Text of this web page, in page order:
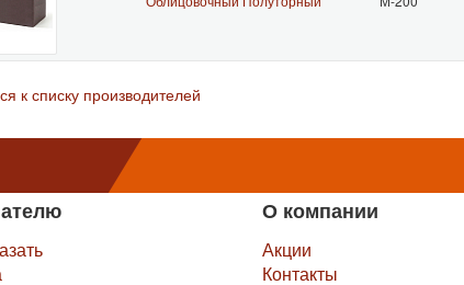
к списку производителей
О компании
Акции
Контакты